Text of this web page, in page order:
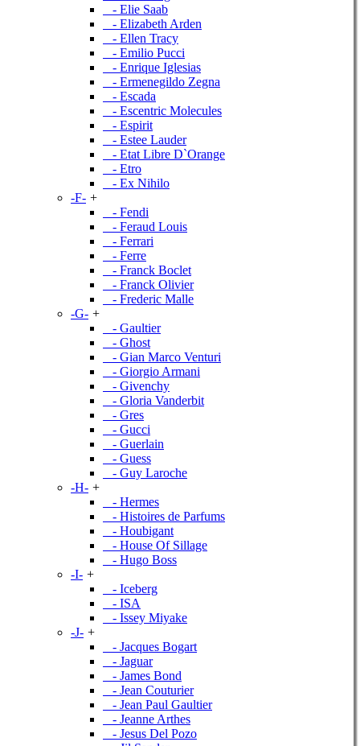
- Elie Saab
- Elizabeth Arden
- Ellen Tracy
- Emilio Pucci
- Enrique Iglesias
- Ermenegildo Zegna
- Escada
- Escentric Molecules
- Espirit
- Estee Lauder
- Etat Libre D`Orange
- Etro
- Ex Nihilo
-F- +
- Fendi
- Feraud Louis
- Ferrari
- Ferre
- Franck Boclet
- Franck Olivier
- Frederic Malle
-G- +
- Gaultier
- Ghost
- Gian Marco Venturi
- Giorgio Armani
- Givenchy
- Gloria Vanderbit
- Gres
- Gucci
- Guerlain
- Guess
- Guy Laroche
-H- +
- Hermes
- Histoires de Parfums
- Houbigant
- House Of Sillage
- Hugo Boss
-I- +
- Iceberg
- ISA
- Issey Miyake
-J- +
- Jacques Bogart
- Jaguar
- James Bond
- Jean Couturier
- Jean Paul Gaultier
- Jeanne Arthes
- Jesus Del Pozo